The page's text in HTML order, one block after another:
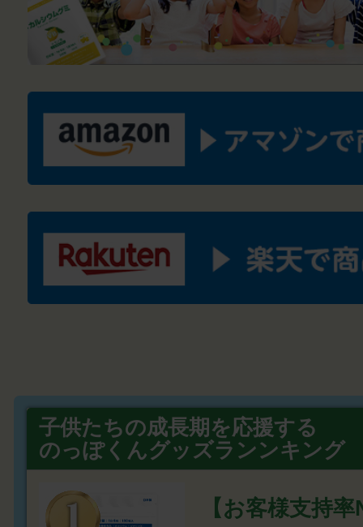
子供たちの成長期を応援する
のっぽくんグッズランンキング
【お客様支持